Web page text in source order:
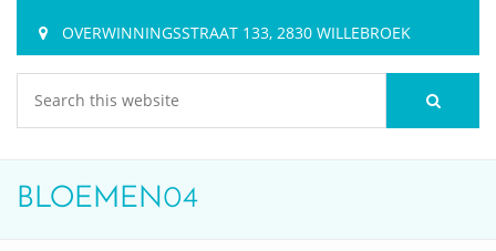
OVERWINNINGSSTRAAT 133, 2830 WILLEBROEK
BLOEMEN04